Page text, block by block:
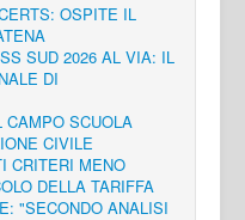
OSPITE IL
SUD 2026 AL VIA: IL
DI
CAMPO SCUOLA
CIVILE
CRITERI MENO
DELLA TARIFFA
"SECONDO ANALISI